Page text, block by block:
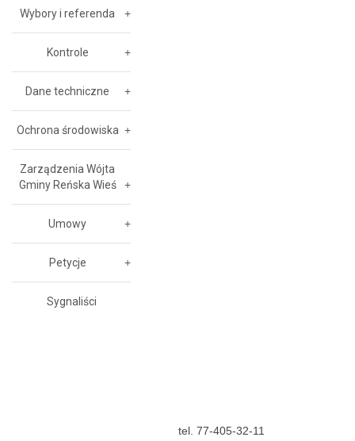
Wybory i referenda
Kontrole
Dane techniczne
Ochrona środowiska
Zarządzenia Wójta
Gminy Reńska Wieś
Umowy
Petycje
Sygnaliści
tel. 77-405-32-11